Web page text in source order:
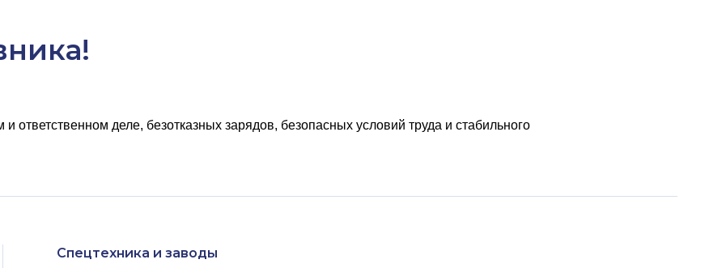
деле, безотказных зарядов, безопасных условий труда и стабильного
Спецтехника и заводы